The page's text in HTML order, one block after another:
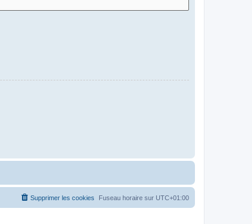
Fuseau horaire sur UTC+01:00
Supprimer les cookies